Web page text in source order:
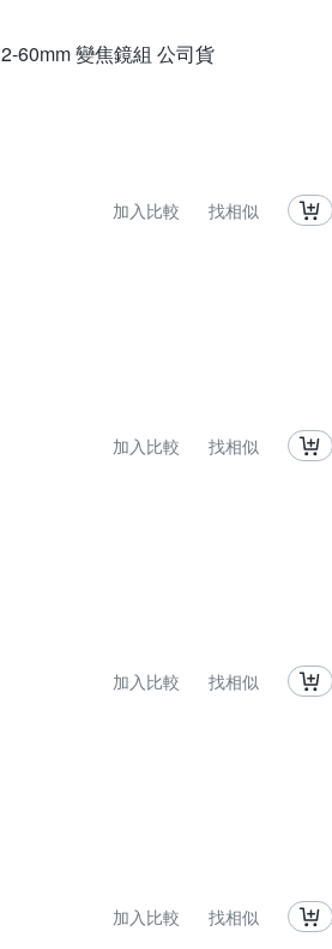
60mm 變焦鏡組 公司貨
加入比較 找相似
加入比較 找相似
加入比較 找相似
加入比較 找相似